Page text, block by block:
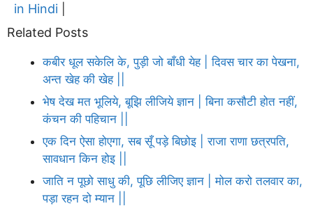
in Hindi
Related Posts
कबीर धूल सकेलि के, पुड़ी जो बाँधी येह | दिवस चार का पेखना,
अन्त खेह की खेह ||
भेष देख मत भूलिये, बूझि लीजिये ज्ञान | बिना कसौटी होत नहीं,
कंचन की पहिचान ||
एक दिन ऐसा होएगा, सब सूँ पड़े बिछोइ | राजा राणा छत्रपति,
सावधान किन होइ ||
जाति न पूछो साधु की, पूछि लीजिए ज्ञान | मोल करो तलवार का,
पड़ा रहन दो म्यान ||